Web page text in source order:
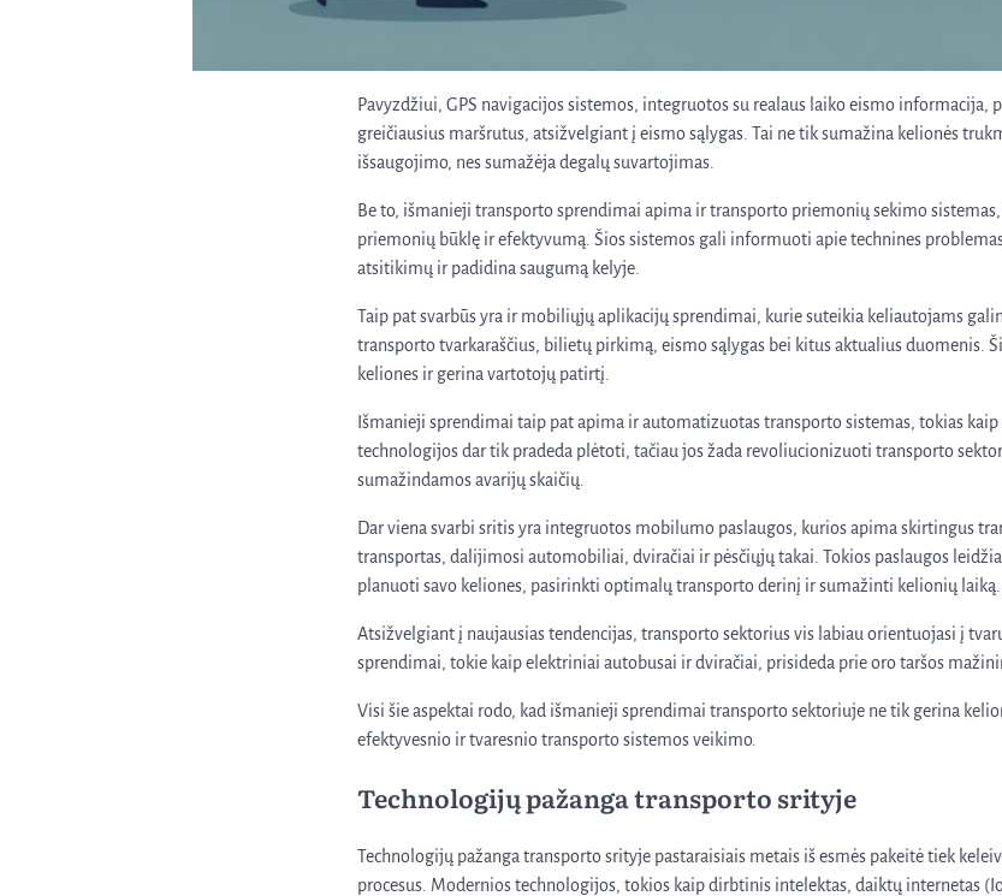
Pavyzdžiui, GPS navigacijos sistemos, integruotos su realaus laiko eismo informacija,
greičiausius maršrutus, atsižvelgiant į eismo sąlygas. Tai ne tik sumažina kelionės
išsaugojimo, nes sumažėja degalų suvartojimas.
Be to, išmanieji transporto sprendimai apima ir transporto priemonių sekimo
priemonių būklę ir efektyvumą. Šios sistemos gali informuoti apie technines
atsitikimų ir padidina saugumą kelyje.
Taip pat svarbūs yra ir mobiliųjų aplikacijų sprendimai, kurie suteikia keliautojams
transporto tvarkaraščius, bilietų pirkimą, eismo sąlygas bei kitus aktualius duomenis.
keliones ir gerina vartotojų patirtį.
Išmanieji sprendimai taip pat apima ir automatizuotas transporto sistemas, tokias
technologijos dar tik pradeda plėtoti, tačiau jos žada revoliucionizuoti transporto
sumažindamos avarijų skaičių.
Dar viena svarbi sritis yra integruotos mobilumo paslaugos, kurios apima skirtingus
transportas, dalijimosi automobiliai, dviračiai ir pėsčiųjų takai. Tokios paslaugos
planuoti savo keliones, pasirinkti optimalų transporto derinį ir sumažinti kelionių laiką.
Atsižvelgiant į naujausias tendencijas, transporto sektorius vis labiau orientuojasi į
sprendimai, tokie kaip elektriniai autobusai ir dviračiai, prisideda prie oro taršos
Visi šie aspektai rodo, kad išmanieji sprendimai transporto sektoriuje ne tik gerina
efektyvesnio ir tvaresnio transporto sistemos veikimo.
Technologijų pažanga transporto srityje
Technologijų pažanga transporto srityje pastaraisiais metais iš esmės pakeitė tiek
procesus. Modernios technologijos, tokios kaip dirbtinis intelektas, daiktų internetas